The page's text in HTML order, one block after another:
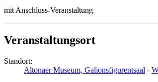
mit Anschluss-Veranstaltung
Veranstaltungsort
Standort:
Altonaer Museum, Galionsfigurentsaal -